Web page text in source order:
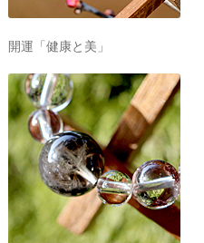
開運「健康と美」